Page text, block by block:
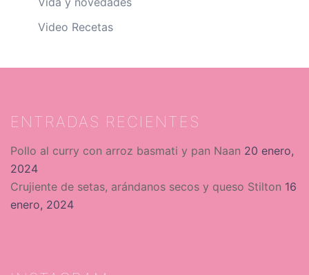
Video Recetas
ENTRADAS RECIENTES
Pollo al curry con arroz basmati y pan Naan 20 enero,
2024
Crujiente de setas, arándanos secos y queso Stilton 16
enero, 2024